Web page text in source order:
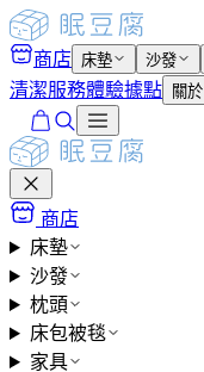
商店 床墊 沙發
清潔服務體驗據點 關於
商店
床墊
沙發
枕頭
床包被毯
家具